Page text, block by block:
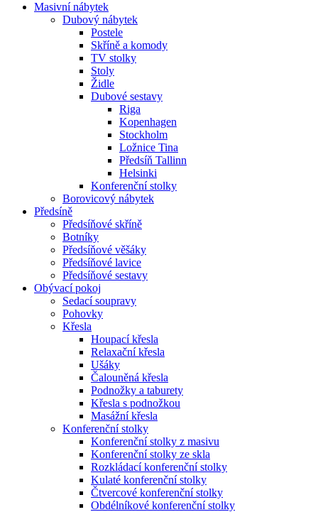
Masivní nábytek
Dubový nábytek
Postele
Skříně a komody
TV stolky
Stoly
Židle
Dubové sestavy
Riga
Kopenhagen
Stockholm
Ložnice Tina
Předsíň Tallinn
Helsinki
Konferenční stolky
Borovicový nábytek
Předsíně
Předsíňové skříně
Botníky
Předsíňové věšáky
Předsíňové lavice
Předsíňové sestavy
Obývací pokoj
Sedací soupravy
Pohovky
Křesla
Houpací křesla
Relaxační křesla
Ušáky
Čalouněná křesla
Podnožky a taburety
Křesla s podnožkou
Masážní křesla
Konferenční stolky
Konferenční stolky z masivu
Konferenční stolky ze skla
Rozkládací konferenční stolky
Kulaté konferenční stolky
Čtvercové konferenční stolky
Obdélníkové konferenční stolky